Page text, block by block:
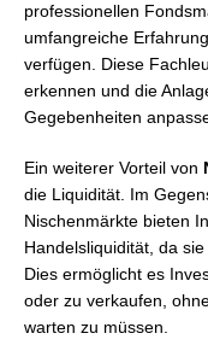
professionellen
umfangreiche
verfügen. Diese
erkennen und die
Gegebenheiten
Ein weiterer Vorteil von
die Liquidität. Im
Nischenmärkte bieten
Handelsliquidität, da
Dies ermöglicht es
oder zu verkaufen,
warten zu müssen.